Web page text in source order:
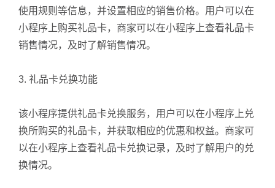
使用规则等信息，并设置相应的销售价格。用户可以在
小程序上购买礼品卡，商家可以在小程序上查看礼品卡
销售情况，及时了解销售情况。
3. 礼品卡兑换功能
该小程序提供礼品卡兑换服务，用户可以在小程序上兑
换所购买的礼品卡，并获取相应的优惠和权益。商家可
以在小程序上查看礼品卡兑换记录，及时了解用户的兑
换情况。